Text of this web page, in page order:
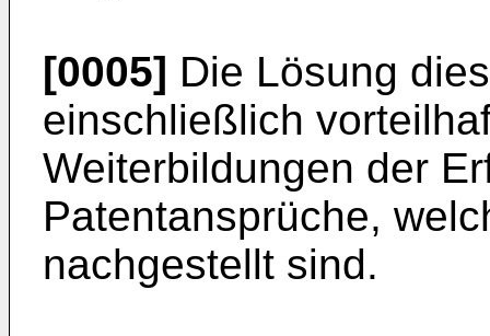
[0005] Die Lösung
einschließlich
Weiterbildungen der
Patentansprüche,
nachgestellt sind.